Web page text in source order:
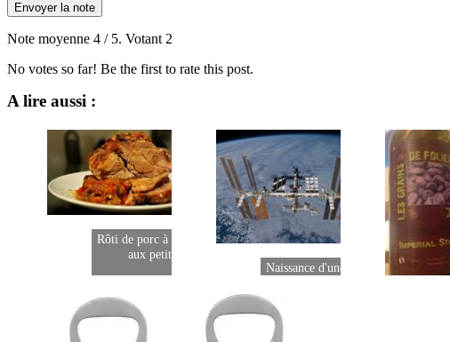
Envoyer la note
Note moyenne 4 / 5. Votant 2
No votes so far! Be the first to rate this post.
A lire aussi :
Rôti de porc à la bière et sauce
aux petits légumes
Naissance d'une microbrasserie